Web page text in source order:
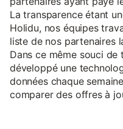
La transparence étant
Holidu, nos équipes
liste de nos partenaires
Dans ce même souci de
développé une
données chaque
comparer des offres à